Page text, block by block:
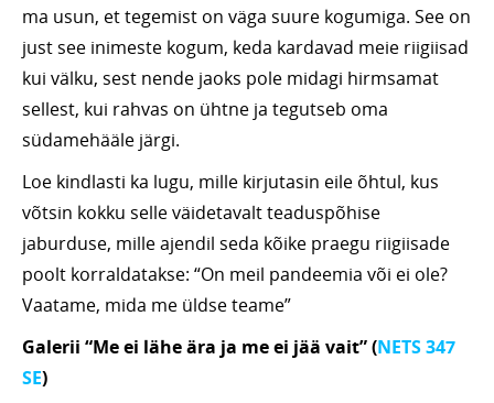
ma usun, et tegemist on väga suure kogumiga. See on
just see inimeste kogum, keda kardavad meie riigiisad
kui välku, sest nende jaoks pole midagi hirmsamat
sellest, kui rahvas on ühtne ja tegutseb oma
südamehääle järgi.
Loe kindlasti ka lugu, mille kirjutasin eile õhtul, kus
võtsin kokku selle väidetavalt teaduspõhise
jaburduse, mille ajendil seda kõike praegu riigiisade
poolt korraldatakse: “On meil pandeemia või ei ole?
Vaatame, mida me üldse teame”
Galerii “Me ei lähe ära ja me ei jää vait” (NETS 347
SE)